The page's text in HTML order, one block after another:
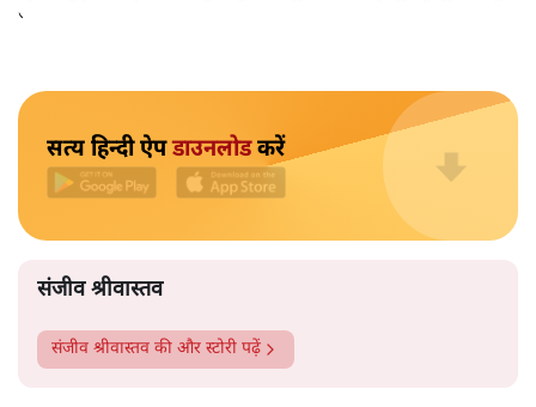
सियासत तेज़ हो गई है। प्रतिबंध के बावजूद मोहर्रम के दिन ताजिए
मिल पा रही है।
मध्य प्रदेश बीजेपी के प्रवक्ता और इंदौर के नेता उमेश शर्मा ने इस
पूरे मामले पर नये सिरे से विचार करने का प्रशासन से आग्रह किया
है। उन्होंने बुधवार को एक ट्वीट में कहा, ‘मौजूदा परिस्थिति में
उस्मान पटेल की रासुका पर पुनर्विचार करना चाहिए। संभव हो तो
तो उन्होंने बाद के एक ट्वीट में कहा कि यह उनके निजी विचार हैं।